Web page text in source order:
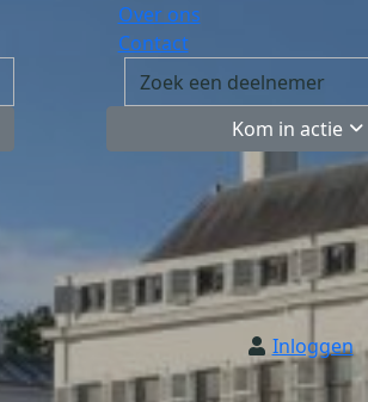
Over ons
Contact
Kom in actie
Inloggen